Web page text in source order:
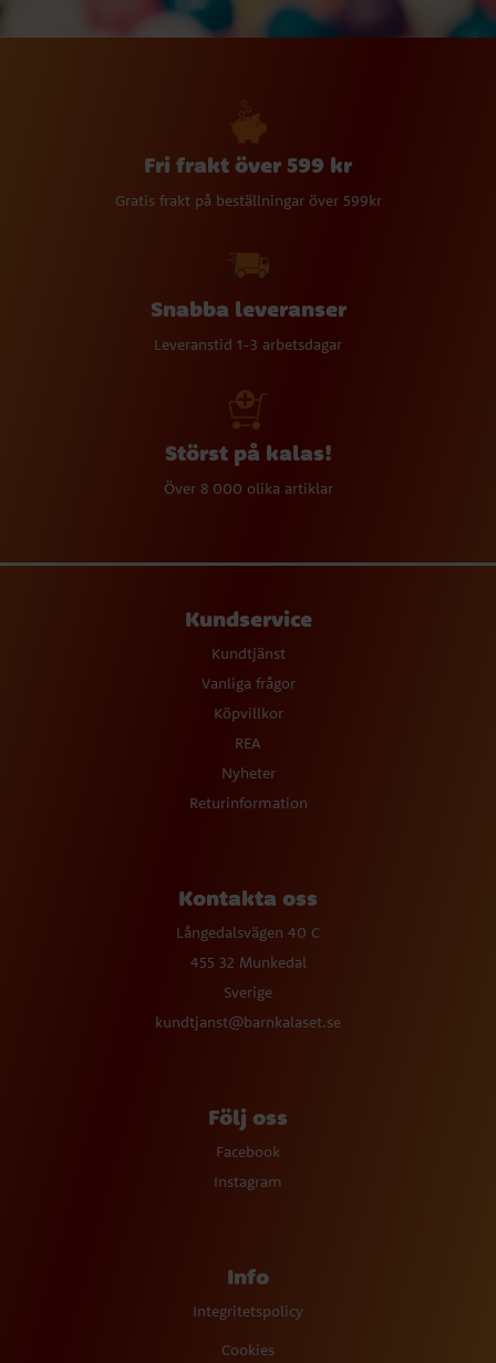
Fri frakt över 599 kr
Gratis frakt på beställningar över 599kr
Snabba leveranser
Leveranstid 1-3 arbetsdagar
Störst på kalas!
Över 8 000 olika artiklar
Kundservice
Kundtjänst
Vanliga frågor
Köpvillkor
REA
Nyheter
Returinformation
Kontakta oss
Långedalsvägen 40 C
455 32 Munkedal
Sverige
kundtjanst@barnkalaset.se
Följ oss
Facebook
Instagram
Info
Integritetspolicy
Cookies